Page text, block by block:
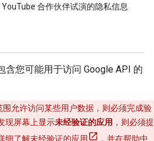
YouTube 合作伙伴试演的隐私信息
含您可能用于访问 Google API 的
允许访问某些用户数据，则必须完成验
现屏幕上显示未经验证的应用 ，则必须提
细了解未经验证的应用
，并在帮助中